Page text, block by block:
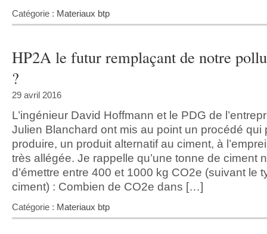
Catégorie : Materiaux btp
HP2A le futur remplaçant de notre
?
29 avril 2016
L’ingénieur David Hoffmann et le PDG de
Julien Blanchard ont mis au point un procédé qui
produire, un produit alternatif au ciment, à
très allégée. Je rappelle qu’une tonne de ciment
d’émettre entre 400 et 1000 kg CO2e (suivant le
ciment) : Combien de CO2e dans […]
Catégorie : Materiaux btp